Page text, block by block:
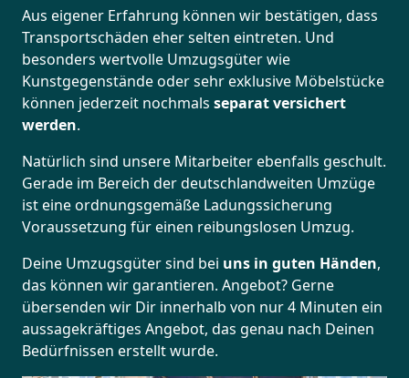
Aus eigener Erfahrung können wir bestätigen, dass
Transportschäden eher selten eintreten. Und
besonders wertvolle Umzugsgüter wie
Kunstgegenstände oder sehr exklusive Möbelstücke
können jederzeit nochmals separat versichert
werden.
Natürlich sind unsere Mitarbeiter ebenfalls geschult.
Gerade im Bereich der deutschlandweiten Umzüge
ist eine ordnungsgemäße Ladungssicherung
Voraussetzung für einen reibungslosen Umzug.
Deine Umzugsgüter sind bei uns in guten Händen,
das können wir garantieren. Angebot? Gerne
übersenden wir Dir innerhalb von nur 4 Minuten ein
aussagekräftiges Angebot, das genau nach Deinen
Bedürfnissen erstellt wurde.